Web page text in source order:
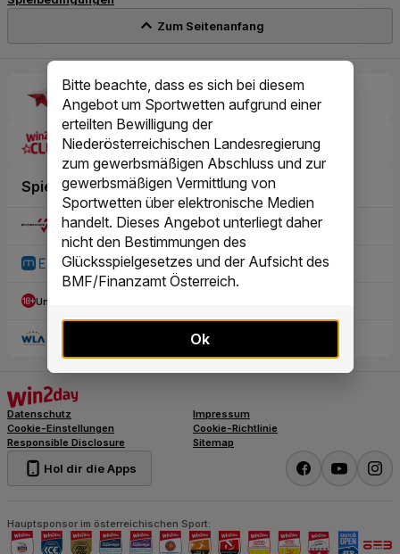
Bitte beachte, dass es sich bei diesem
Angebot um Sportwetten aufgrund einer
erteilten Bewilligung der
Niederösterreichischen Landesregierung
zum gewerbsmäßigen Abschluss und zur
gewerbsmäßigen Vermittlung von
Sportwetten über elektronische Medien
handelt. Dieses Angebot unterliegt daher
nicht den Bestimmungen des
Glücksspielgesetzes und der Aufsicht des
BMF/Finanzamt Österreich.
Ok